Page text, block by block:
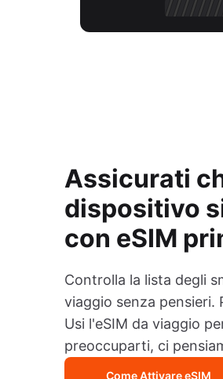
Assicurati
dispositivo
con eSIM
Controlla la lista degli
viaggio senza pensieri.
Usi l'eSIM da viaggio
preoccuparti, ci
Come Attivare eSIM